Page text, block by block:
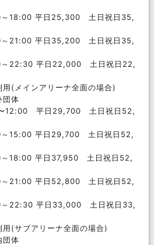
市 武蔵村山市
青梅市
国分寺市
三宅島三宅村
利島村
八丈島八丈町
18:00 平日25,300 土日祝日35,
21:00 平日35,200 土日祝日35,
～22:30 平日22,000 土日祝日22,
用(メインアリーナ全面の場合)
団体
12:00 平日29,700 土日祝日52,
15:00 平日29,700 土日祝日52,
18:00 平日37,950 土日祝日52,
21:00 平日52,800 土日祝日52,
～22:30 平日33,000 土日祝日33,
用(サブアリーナ全面の場合)
団体